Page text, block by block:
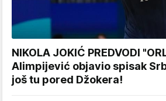
NIKOLA JOKIĆ PREDVODI
Alimpijević objavio spisak
još tu pored Džokera!